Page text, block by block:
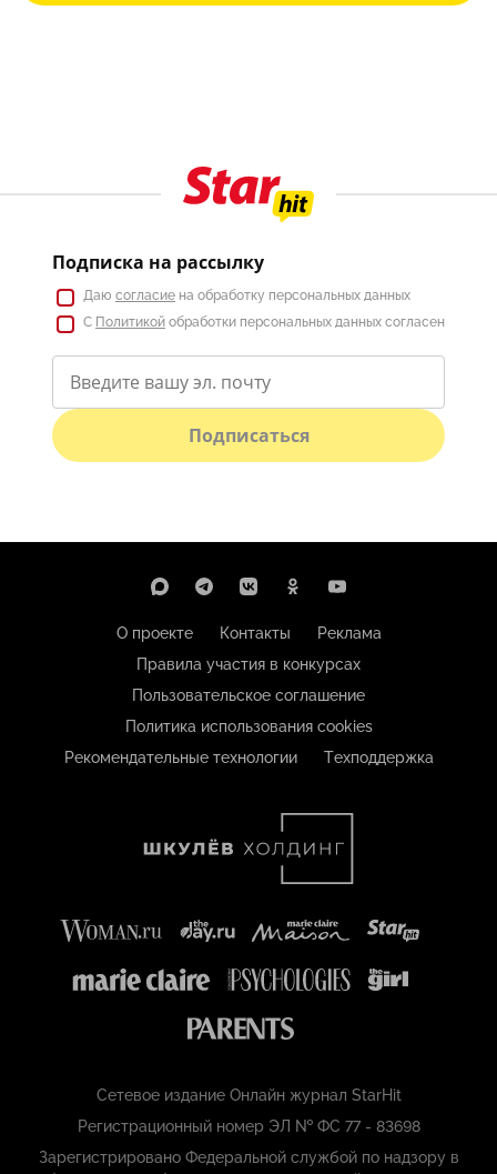
Подписка на рассылку
Даю согласие на обработку персональных данных
С Политикой обработки персональных данных согласен
Подписаться
О проекте Контакты
Реклама
Правила участия в конкурсах
Пользовательское соглашение
Политика использования cookies
Рекомендательные технологии
Техподдержка
Сетевое издание Онлайн журнал StarHit
Регистрационный номер ЭЛ № ФС 77 - 83698
Зарегистрировано Федеральной службой по надзору в